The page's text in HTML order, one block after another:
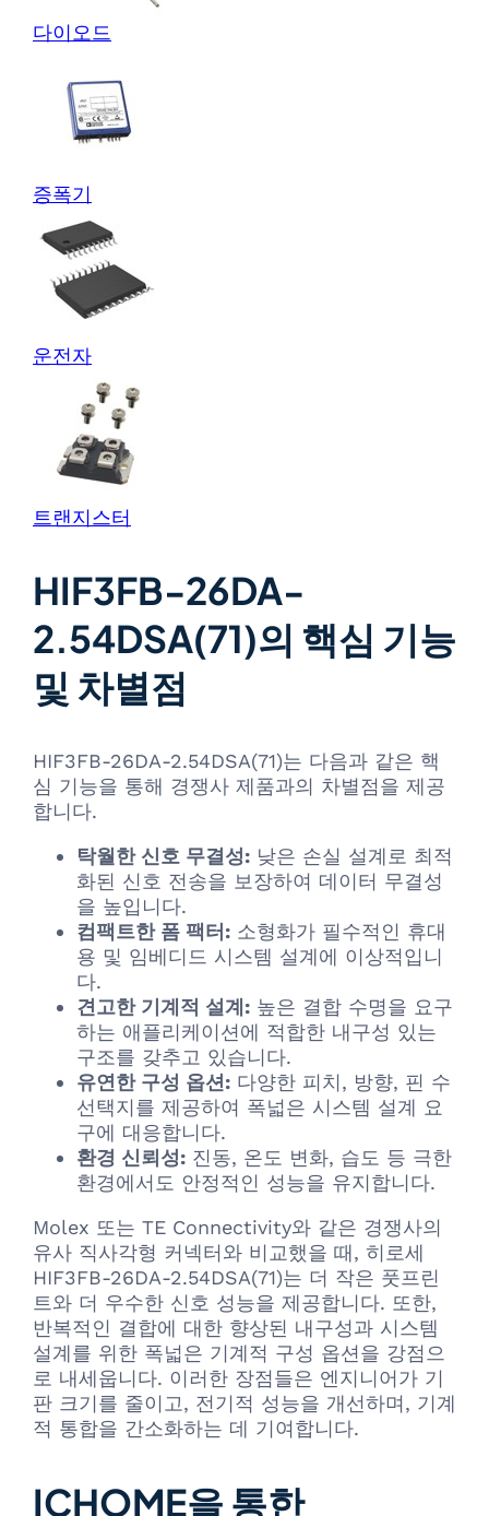
다이오드
증폭기
운전자
트랜지스터
HIF3FB-26DA-
2.54DSA(71)의 핵심 기능
및 차별점
HIF3FB-26DA-2.54DSA(71)는 다음과 같은 핵
심 기능을 통해 경쟁사 제품과의 차별점을 제공
합니다.
탁월한 신호 무결성: 낮은 손실 설계로 최적
화된 신호 전송을 보장하여 데이터 무결성
을 높입니다.
컴팩트한 폼 팩터: 소형화가 필수적인 휴대
용 및 임베디드 시스템 설계에 이상적입니
다.
견고한 기계적 설계: 높은 결합 수명을 요구
하는 애플리케이션에 적합한 내구성 있는
구조를 갖추고 있습니다.
유연한 구성 옵션: 다양한 피치, 방향, 핀 수
선택지를 제공하여 폭넓은 시스템 설계 요
구에 대응합니다.
환경 신뢰성: 진동, 온도 변화, 습도 등 극한
환경에서도 안정적인 성능을 유지합니다.
Molex 또는 TE Connectivity와 같은 경쟁사의
유사 직사각형 커넥터와 비교했을 때, 히로세
HIF3FB-26DA-2.54DSA(71)는 더 작은 풋프린
트와 더 우수한 신호 성능을 제공합니다. 또한,
반복적인 결합에 대한 향상된 내구성과 시스템
설계를 위한 폭넓은 기계적 구성 옵션을 강점으
로 내세웁니다. 이러한 장점들은 엔지니어가 기
판 크기를 줄이고, 전기적 성능을 개선하며, 기계
적 통합을 간소화하는 데 기여합니다.
ICHOME을 통한